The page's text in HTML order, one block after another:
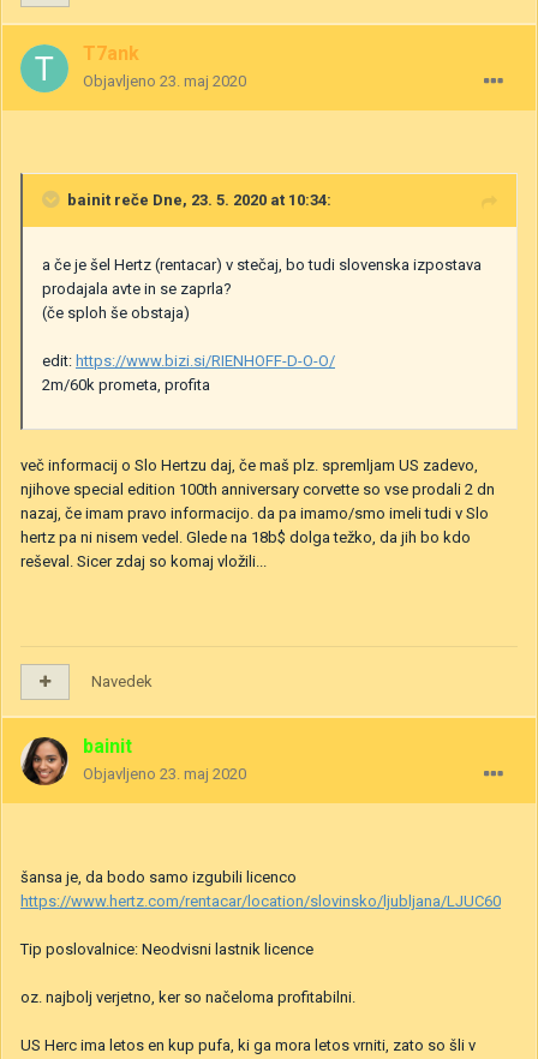
T7ank
Objavljeno 23. maj 2020
bainit reče Dne, 23. 5. 2020 at 10:34:
a če je šel Hertz (rentacar) v stečaj, bo tudi slovenska izpostava
prodajala avte in se zaprla?
(če sploh še obstaja)
edit: https://www.bizi.si/RIENHOFF-D-O-O/
2m/60k prometa, profita
več informacij o Slo Hertzu daj, če maš plz. spremljam US zadevo,
njihove special edition 100th anniversary corvette so vse prodali 2 dn
nazaj, če imam pravo informacijo. da pa imamo/smo imeli tudi v Slo
hertz pa ni nisem vedel. Glede na 18b$ dolga težko, da jih bo kdo
reševal. Sicer zdaj so komaj vložili...
Navedek
bainit
Objavljeno 23. maj 2020
šansa je, da bodo samo izgubili licenco
https://www.hertz.com/rentacar/location/slovinsko/ljubljana/LJUC60
Tip poslovalnice: Neodvisni lastnik licence
oz. najbolj verjetno, ker so načeloma profitabilni.
US Herc ima letos en kup pufa, ki ga mora letos vrniti, zato so šli v